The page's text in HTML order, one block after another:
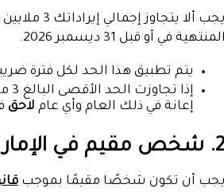
يجب ألا
المنتهية في أو قبل 31 ديسمبر 2026.
يتم تطبيق هذا الحد لكل فترة
إعانة في ذلك العام وأي عام لاحق
الإمارات
يجب أن تكون شخصًا مقيمًا بموجب